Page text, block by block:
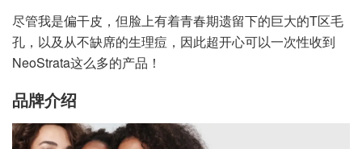
尽管我是偏干皮，但脸上有着青春期遗留下的巨大的T区毛
孔，以及从不缺席的生理痘，因此超开心可以一次性收到
NeoStrata这么多的产品！
品牌介绍